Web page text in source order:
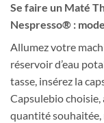
Se faire un Maté
Nespresso® :
Allumez votre
réservoir d’eau
tasse, insérez la
Capsulebio choisie,
quantité